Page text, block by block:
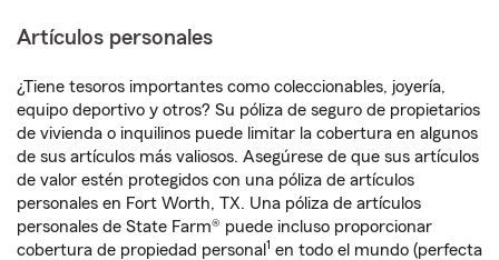
Artículos personales
¿Tiene tesoros importantes como coleccionables, joyería,
equipo deportivo y otros? Su póliza de seguro de propietarios
de vivienda o inquilinos puede limitar la cobertura en algunos
de sus artículos más valiosos. Asegúrese de que sus artículos
de valor estén protegidos con una póliza de artículos
personales en Fort Worth, TX. Una póliza de artículos
personales de State Farm® puede incluso proporcionar
cobertura de propiedad personal 1 en todo el mundo (perfecta